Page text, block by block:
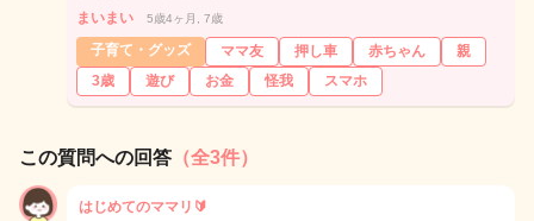
まいまい 5歳4ヶ月, 7歳
子育て・グッズ ママ友 押し車 赤ちゃん
親
3歳
遊び お金 怪我 スマホ
この質問への回答 （全3件）
はじめてのママリ🔰